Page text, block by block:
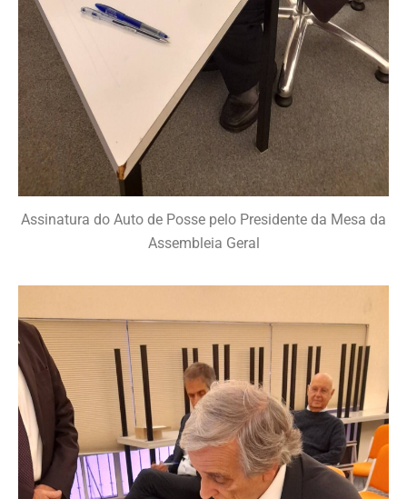
Assinatura do Auto de Posse pelo Presidente da Mesa da
Assembleia Geral